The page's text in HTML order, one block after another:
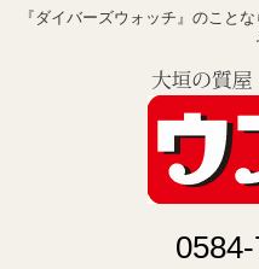
『ダイバーズウォッチ』のこと